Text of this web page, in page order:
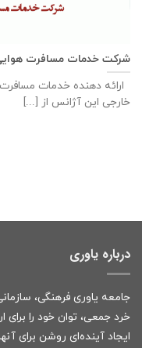
شرکت خدمات مسافرت
ارائه دهنده خدمات
خارجی این آژانس از [...]
درباره یاوری
جامعه یاوری فرهنگی،
خرد جمعی، توان خود را
ایجاد آینده‌ای روشن برای